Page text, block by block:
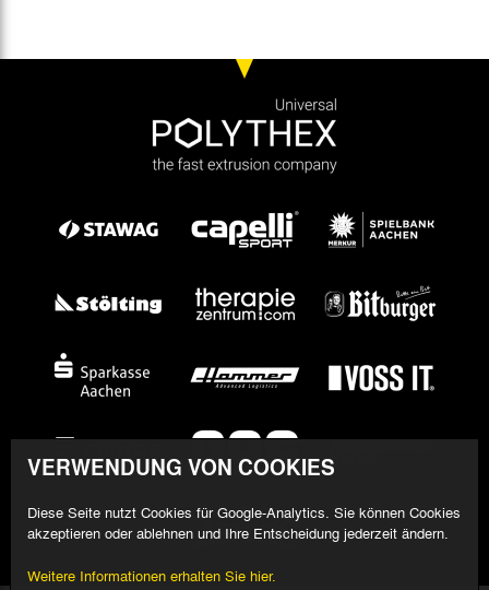
VERWENDUNG VON COOKIES
Diese Seite nutzt Cookies für Google-Analytics. Sie können Cookies
akzeptieren oder ablehnen und Ihre Entscheidung jederzeit ändern.
Weitere Informationen erhalten Sie hier.